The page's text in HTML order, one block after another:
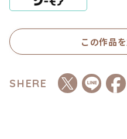
この作品
SHERE